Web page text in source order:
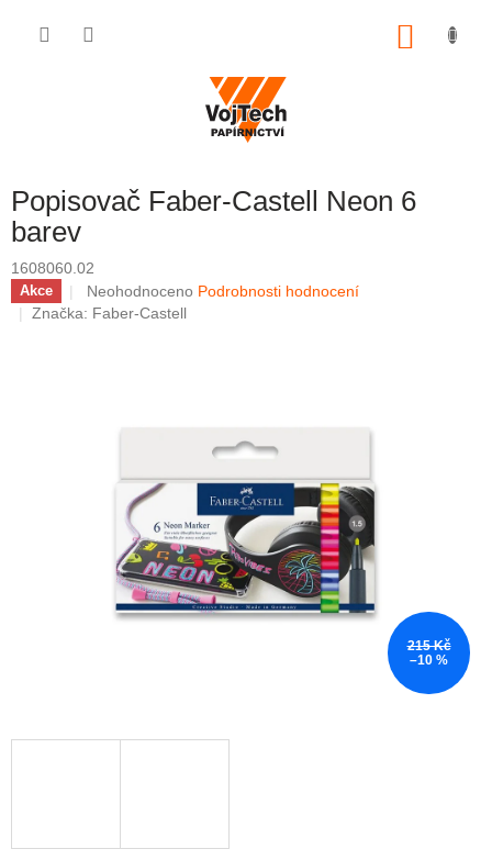
Popisovač Faber-Castell Neon 6
barev
1608060.02
Akce Průměrné hodnocení produktu je 0,0 z 5 hvězdiček.
Neohodnoceno Podrobnosti hodnocení
Značka: Faber-Castell
215 Kč
–10 %